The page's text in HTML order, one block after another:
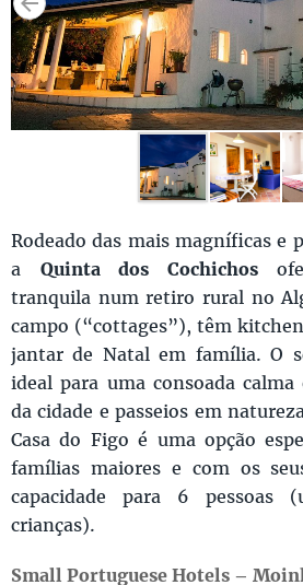
Rodeado das mais magníficas e
a Quinta dos Cochichos
tranquila num retiro rural no
campo (“cottages”), têm
jantar de Natal em família. O
ideal para uma consoada
da cidade e passeios em
Casa do Figo é uma opção
famílias maiores e com os
capacidade para 6 pessoas
crianças).
Small Portuguese Hotels –